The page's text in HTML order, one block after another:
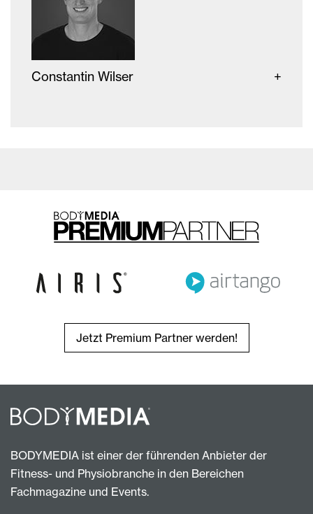
Constantin Wilser
Jetzt Premium Partner werden!
BODYMEDIA ist einer der führenden Anbieter der
Fitness- und Physiobranche in den Bereichen
Fachmagazine und Events.